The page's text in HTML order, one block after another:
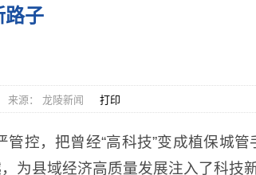
路子
来源： 龙陵新闻 打印
，把曾经“高科技”变成植保城管
为县域经济高质量发展注入了科技新